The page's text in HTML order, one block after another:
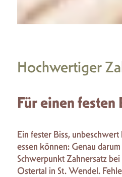
Hochwertiger
Für einen festen
Ein fester Biss,
essen können: Genau
Schwerpunkt Zahnersatz
Ostertal in St. Wendel.